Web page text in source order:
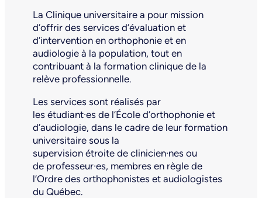
La Clinique universitaire a pour mission
d’offrir des services d’évaluation et
d’intervention en orthophonie et en
audiologie à la population, tout en
contribuant à la formation clinique de la
relève professionnelle.
Les services sont réalisés par
les étudiant·es de l’École d’orthophonie et
d’audiologie, dans le cadre de leur formation
universitaire sous la
supervision étroite de clinicien·nes ou
de professeur·es, membres en règle de
l’Ordre des orthophonistes et audiologistes
du Québec.